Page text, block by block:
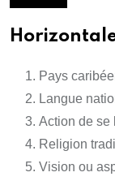
Pays
Langue
Action de se
Religion
Vision ou